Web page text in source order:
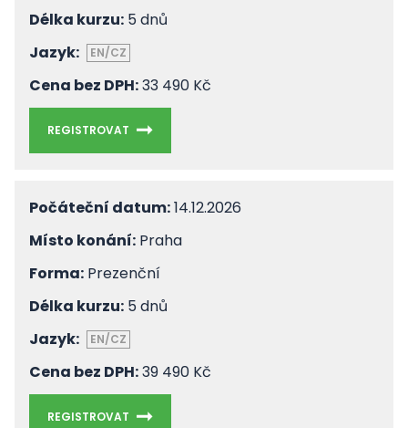
Délka kurzu: 5 dnů
Jazyk:
EN/CZ
Cena bez DPH:33 490 Kč
REGISTROVAT
Počáteční datum:14.12.2026
Místo konání: Praha
Forma: Prezenční
Délka kurzu: 5 dnů
Jazyk:
EN/CZ
Cena bez DPH:39 490 Kč
REGISTROVAT